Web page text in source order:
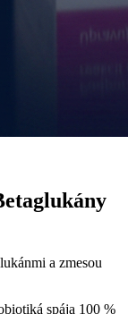
a zmesou
spája 100 %